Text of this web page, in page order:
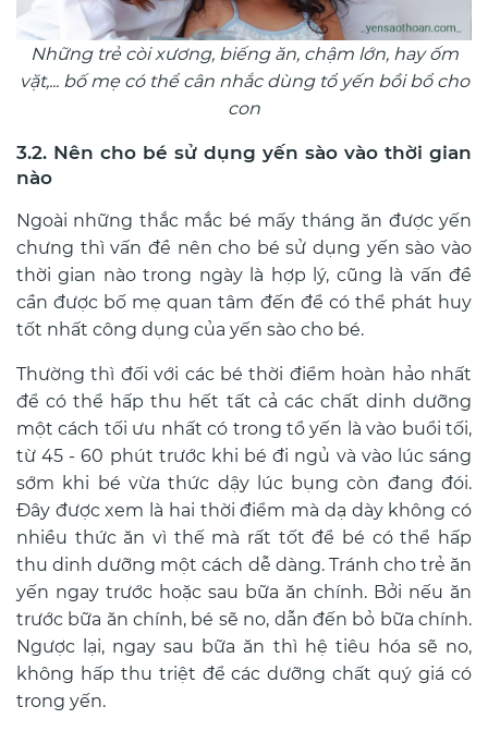
Những trẻ còi xương, biếng ăn, chậm lớn, hay ốm
vặt,... bố mẹ có thể cân nhắc dùng tổ yến bồi bổ cho
con
3.2. Nên cho bé sử dụng yến sào vào thời gian
nào
Ngoài những thắc mắc bé mấy tháng ăn được yến
chưng thì vấn đề nên cho bé sử dụng yến sào vào
thời gian nào trong ngày là hợp lý, cũng là vấn đề
cần được bố mẹ quan tâm đến để có thể phát huy
tốt nhất công dụng của yến sào cho bé.
Thường thì đối với các béthời điểm hoàn hảo nhất
để có thể hấp thu hết tất cả các chất dinh dưỡng
một cách tối ưu nhất có trong tổ yến là vào buổi tối,
từ 45 - 60 phút trước khi bé đi ngủ và vào lúc sáng
sớm khi bé vừa thức dậy lúc bụng còn đang đói.
Đây được xem là hai thời điểm mà dạ dày không có
nhiều thức ăn vì thế mà rất tốt để bé có thể hấp
thu dinh dưỡng một cách dễ dàng.Tránh cho trẻ ăn
yến ngay trước hoặc sau bữa ăn chính. Bởi nếu ăn
trước bữa ăn chính, bé sẽ no, dẫn đến bỏ bữa chính.
Ngược lại, ngay sau bữa ăn thì hệ tiêu hóa sẽ no,
không hấp thu triệt để các dưỡng chất quý giá có
trong yến.